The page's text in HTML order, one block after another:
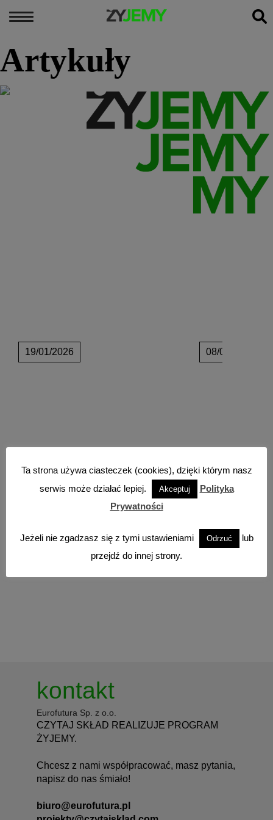
MENU
PODCASTY
PORÓWNANIA PRODUKTÓW
Artykuły
19/01/2026 08/01/2026
kontakt
Eurofutura Sp. z o.o.
CZYTAJ SKŁAD REALIZUJE PROGRAM
ŻYJEMY.
Chcesz z nami współpracować, masz pytania,
napisz do nas śmiało!
biuro@eurofutura.pl
Ta strona używa ciasteczek (cookies), dzięki którym nasz
serwis może działać lepiej.
Akceptuj
Polityka
Prywatności
Jeżeli nie zgadzasz się z tymi ustawieniami Odrzuć
lub
przejdź do innej strony.